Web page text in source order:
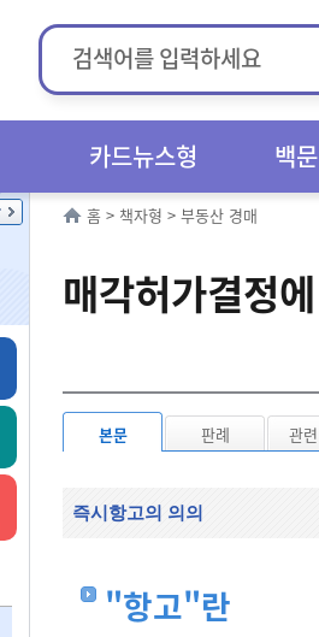
카드뉴스형 백
홈 > 책자형 > 부동산 경매
매각허가결정
본문 판례 관
즉시항고의 의의
"항고"란